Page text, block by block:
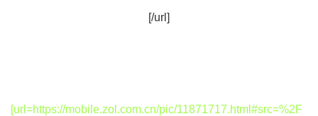
[/url]
[url=https://mobile.zol.com.cn/pic/11871717.html#src=%2F